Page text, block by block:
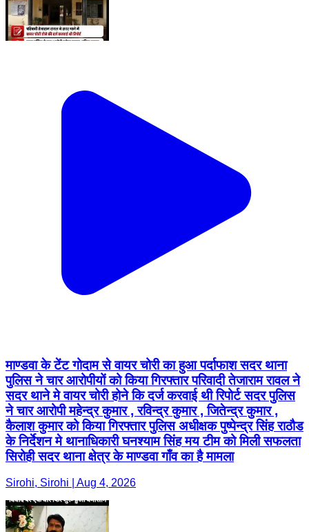
माण्डवा के टेंट गोदाम से वायर चोरी का हुआ पर्दाफाश सदर थाना
पुलिस ने चार आरोपीयों को किया गिरफ्तार परिवादी तेजाराम रावल ने
सदर थाने मे वायर चोरी होने कि दर्ज करवाई थी रिपोर्ट सदर पुलिस
ने चार आरोपी महेन्द्र कुमार , रविन्द्र कुमार , जितेन्द्र कुमार ,
कैलाश कुमार को किया गिरफ्तार पुलिस अधीक्षक पुष्पेन्द्र सिंह राठौड
के निर्देशन मे थानाधिकारी घनश्याम सिंह मय टीम को मिली सफलता
सिरोही सदर थाना क्षेत्र के माण्डवा गाँव का है मामला
Sirohi, Sirohi | Aug 4, 2026